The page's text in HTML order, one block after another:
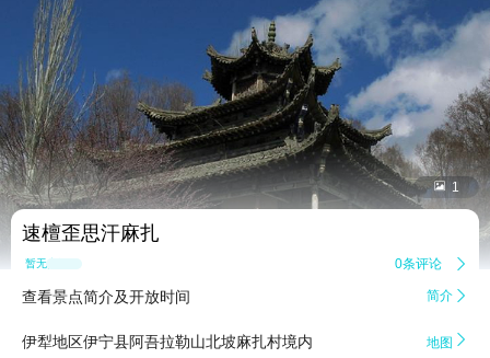
 1
速檀歪思汗麻扎
暂无点评 0条评论 
查看景点简介及开放时间 简介 
伊犁地区伊宁县阿吾拉勒山北坡麻扎村境内 地图 